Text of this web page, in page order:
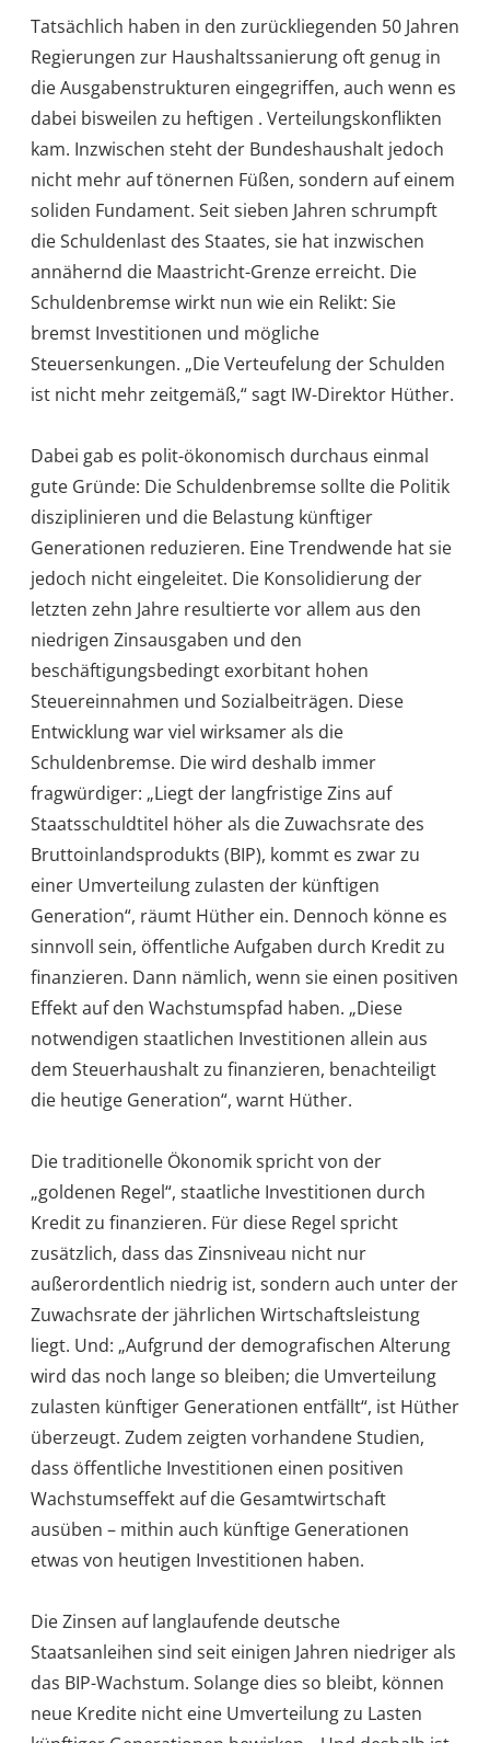
Tatsächlich haben in den zurückliegenden 50 Jahren
Regierungen zur Haushaltssanierung oft genug in
die Ausgabenstrukturen eingegriffen, auch wenn es
dabei bisweilen zu heftigen . Verteilungskonflikten
kam. Inzwischen steht der Bundeshaushalt jedoch
nicht mehr auf tönernen Füßen, sondern auf einem
soliden Fundament. Seit sieben Jahren schrumpft
die Schuldenlast des Staates, sie hat inzwischen
annähernd die Maastricht-Grenze erreicht. Die
Schuldenbremse wirkt nun wie ein Relikt: Sie
bremst Investitionen und mögliche
Steuersenkungen. „Die Verteufelung der Schulden
ist nicht mehr zeitgemäß,“ sagt IW-Direktor Hüther.
Dabei gab es polit-ökonomisch durchaus einmal
gute Gründe: Die Schuldenbremse sollte die Politik
disziplinieren und die Belastung künftiger
Generationen reduzieren. Eine Trendwende hat sie
jedoch nicht eingeleitet. Die Konsolidierung der
letzten zehn Jahre resultierte vor allem aus den
niedrigen Zinsausgaben und den
beschäftigungsbedingt exorbitant hohen
Steuereinnahmen und Sozialbeiträgen. Diese
Entwicklung war viel wirksamer als die
Schuldenbremse. Die wird deshalb immer
fragwürdiger: „Liegt der langfristige Zins auf
Staatsschuldtitel höher als die Zuwachsrate des
Bruttoinlandsprodukts (BIP), kommt es zwar zu
einer Umverteilung zulasten der künftigen
Generation“, räumt Hüther ein. Dennoch könne es
sinnvoll sein, öffentliche Aufgaben durch Kredit zu
finanzieren. Dann nämlich, wenn sie einen positiven
Effekt auf den Wachstumspfad haben. „Diese
notwendigen staatlichen Investitionen allein aus
dem Steuerhaushalt zu finanzieren, benachteiligt
die heutige Generation“, warnt Hüther.
Die traditionelle Ökonomik spricht von der
„goldenen Regel“, staatliche Investitionen durch
Kredit zu finanzieren. Für diese Regel spricht
zusätzlich, dass das Zinsniveau nicht nur
außerordentlich niedrig ist, sondern auch unter der
Zuwachsrate der jährlichen Wirtschaftsleistung
liegt. Und: „Aufgrund der demografischen Alterung
wird das noch lange so bleiben; die Umverteilung
zulasten künftiger Generationen entfällt“, ist Hüther
überzeugt. Zudem zeigten vorhandene Studien,
dass öffentliche Investitionen einen positiven
Wachstumseffekt auf die Gesamtwirtschaft
ausüben – mithin auch künftige Generationen
etwas von heutigen Investitionen haben.
Die Zinsen auf langlaufende deutsche
Staatsanleihen sind seit einigen Jahren niedriger als
das BIP-Wachstum. Solange dies so bleibt, können
neue Kredite nicht eine Umverteilung zu Lasten